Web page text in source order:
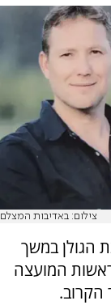
צילום: באדיבות המצלם
הגולן במשך
לראשות המועצה
הקרוב.